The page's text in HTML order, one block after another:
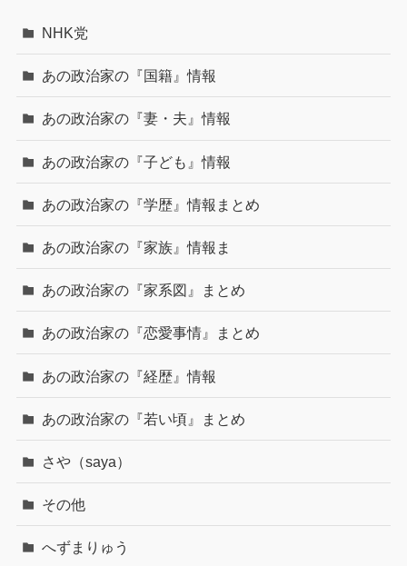
NHK党
あの政治家の『国籍』情報
あの政治家の『妻・夫』情報
あの政治家の『子ども』情報
あの政治家の『学歴』情報まとめ
あの政治家の『家族』情報ま
あの政治家の『家系図』まとめ
あの政治家の『恋愛事情』まとめ
あの政治家の『経歴』情報
あの政治家の『若い頃』まとめ
さや（saya）
その他
へずまりゅう